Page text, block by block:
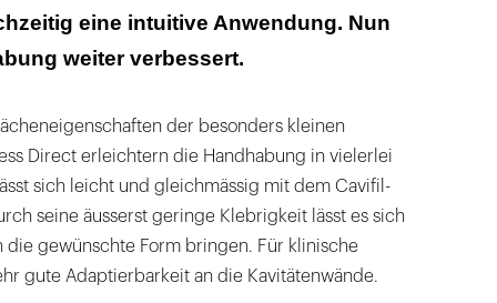
eine intuitive Anwendung. Nun
weiter verbessert.
der besonders kleinen
Direct erleichtern die Handhabung in vielerlei
sich leicht und gleichmässig mit dem Cavifil-
seine äusserst geringe Klebrigkeit lässt es sich
die gewünschte Form bringen. Für klinische
gute Adaptierbarkeit an die Kavitätenwände.